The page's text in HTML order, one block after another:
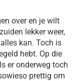
over en je wilt
lekker weer,
kan. Toch is
hebt. Op die
er onderweg toch
prettig om